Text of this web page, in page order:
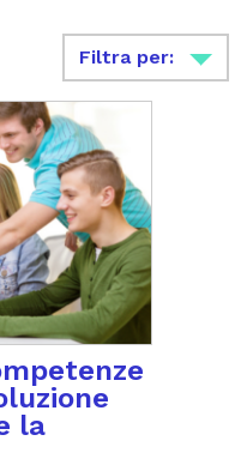
Filtra per:
la